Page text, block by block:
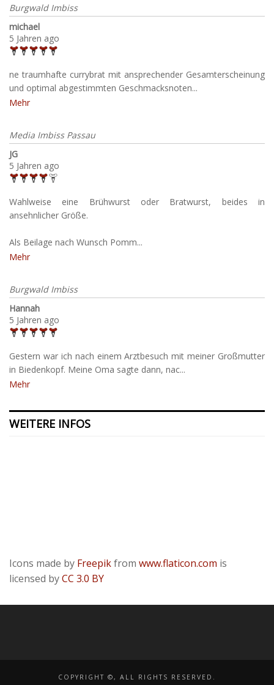
Burgwald Imbiss
michael
5 Jahren ago
ne traumhafte currybrat mit ansprechender Gesamterscheinung
und optimal abgestimmten Geschmacksnoten...
Mehr
Media Imbiss Passau
JG
5 Jahren ago
Wahlweise eine Brühwurst oder Bratwurst, beides in
ansehnlicher Größe.
Als Beilage nach Wunsch Pomm...
Mehr
Burgwald Imbiss
Hannah
5 Jahren ago
Gestern war ich nach einem Arztbesuch mit meiner Großmutter
in Biedenkopf. Meine Oma sagte dann, nac...
Mehr
WEITERE INFOS
Icons made by Freepikfrom www.flaticon.com is
licensed byCC 3.0 BY
COPYRIGHT ©, ALL RIGHTS RESERVED.